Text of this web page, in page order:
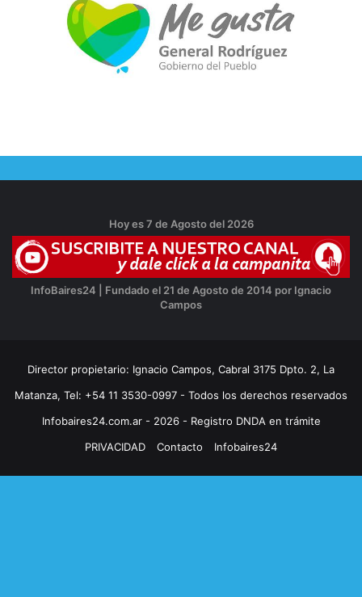
Hoy es 7 de Agosto del 2026
InfoBaires24 | Fundado el 21 de Agosto de 2014 por Ignacio
Campos
Director propietario: Ignacio Campos, Cabral 3175 Dpto. 2, La
Matanza, Tel: +54 11 3530-0997 - Todos los derechos reservados
Infobaires24.com.ar - 2026 - Registro DNDA en trámite
PRIVACIDAD
Contacto Infobaires24